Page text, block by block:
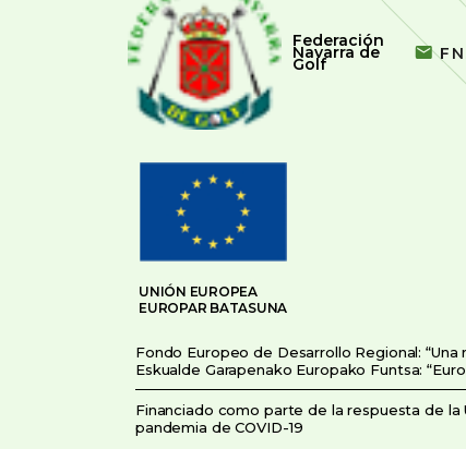
Federación
Navarra de
Golf
UNIÓN EUROPEA
EUROPAR BATASUNA
Fondo Europeo de Desarrollo Regional: “Una
Eskualde Garapenako Europako Funtsa:
Financiado como parte de la respuesta de la
pandemia de COVID-19